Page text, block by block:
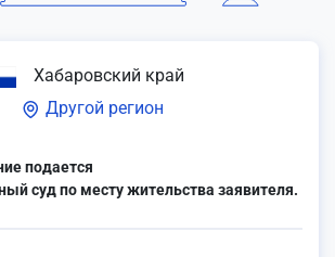
Хабаровский край
Другой регион
подается
суд по месту жительства заявителя.